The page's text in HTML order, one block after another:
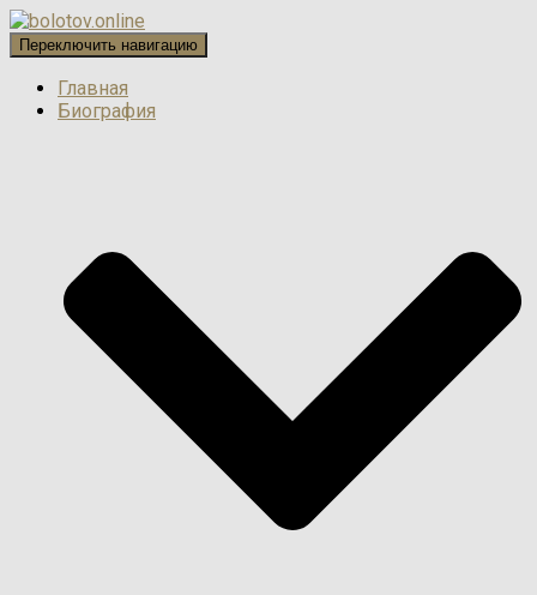
Переключить навигацию
Главная
Биография